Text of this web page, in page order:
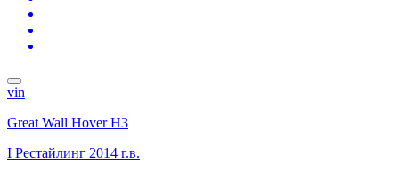
vin
Great Wall Hover H3
I Рестайлинг 2014 г.в.